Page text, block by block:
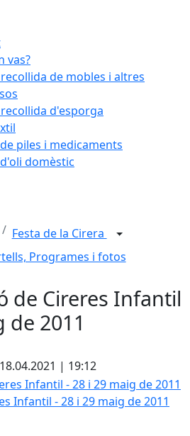
vas?
de mobles i altres
d'esporga
piles i medicaments
domèstic
Festa de la Cirera
Programes i fotos
de Cireres Infantil
de 2011
| 19:12
Infantil - 28 i 29 maig de 2011
Infantil - 28 i 29 maig de 2011